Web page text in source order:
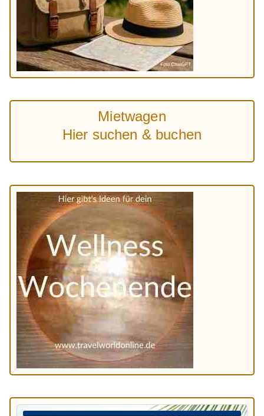
Mietwagen
Hier suchen & buchen